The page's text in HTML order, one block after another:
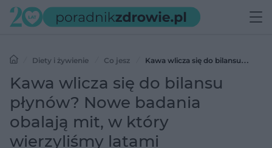
Diety i żywienie Co jesz
Kawa wlicza się do bilansu
płynów? Nowe badania obalają mit, w który wierzyliśmy latami
Kawa wlicza się do bilansu
płynów? Nowe badania
obalają mit, w który
wierzyliśmy latami